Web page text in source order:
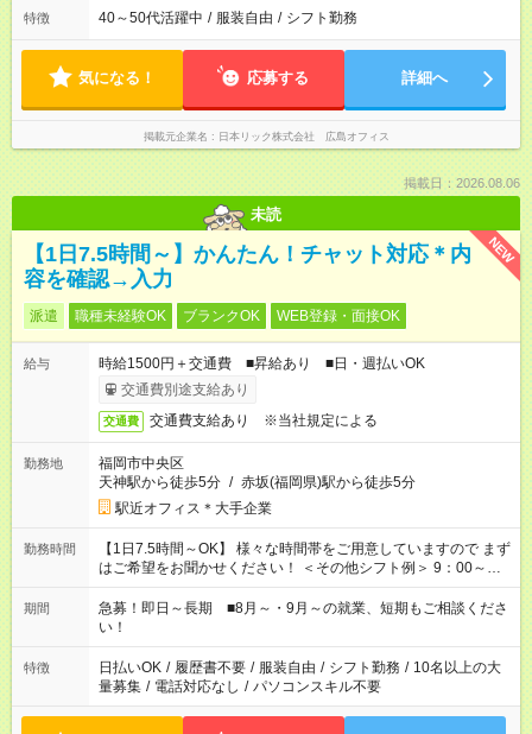
特徴 40～50代活躍中 / 服装自由 / シフト勤務
気になる！ 応募する 詳細へ
掲載元企業名 日本リック株式会社 広島オフィス
掲載日：2026.08.06
未読
NEW
【1日7.5時間～】かんたん！チャット対応＊内
容を確認→入力
派遣 職種未経験OK ブランクOK WEB登録・面接OK
給与
時給1500円＋交通費 ■昇給あり ■日・週払いOK
交通費別途支給あり
交通費 交通費支給あり ※当社規定による
勤務地
福岡市中央区
天神駅から徒歩5分 / 赤坂(福岡県)駅から徒歩5分
駅近オフィス＊大手企業
勤務時間
【1日7.5時間～OK】 様々な時間帯をご用意していますので まず
はご希望をお聞かせください！ ＜その他シフト例＞ 9：00～
17：00 11：00～20：00 などなど！その他のお時間もOKです！
期間
急募！即日～長期 ■8月～・9月～の就業、短期もご相談くださ
い！
特徴 日払いOK / 履歴書不要 / 服装自由 / シフト勤務 / 10名以上の大
量募集 / 電話対応なし / パソコンスキル不要